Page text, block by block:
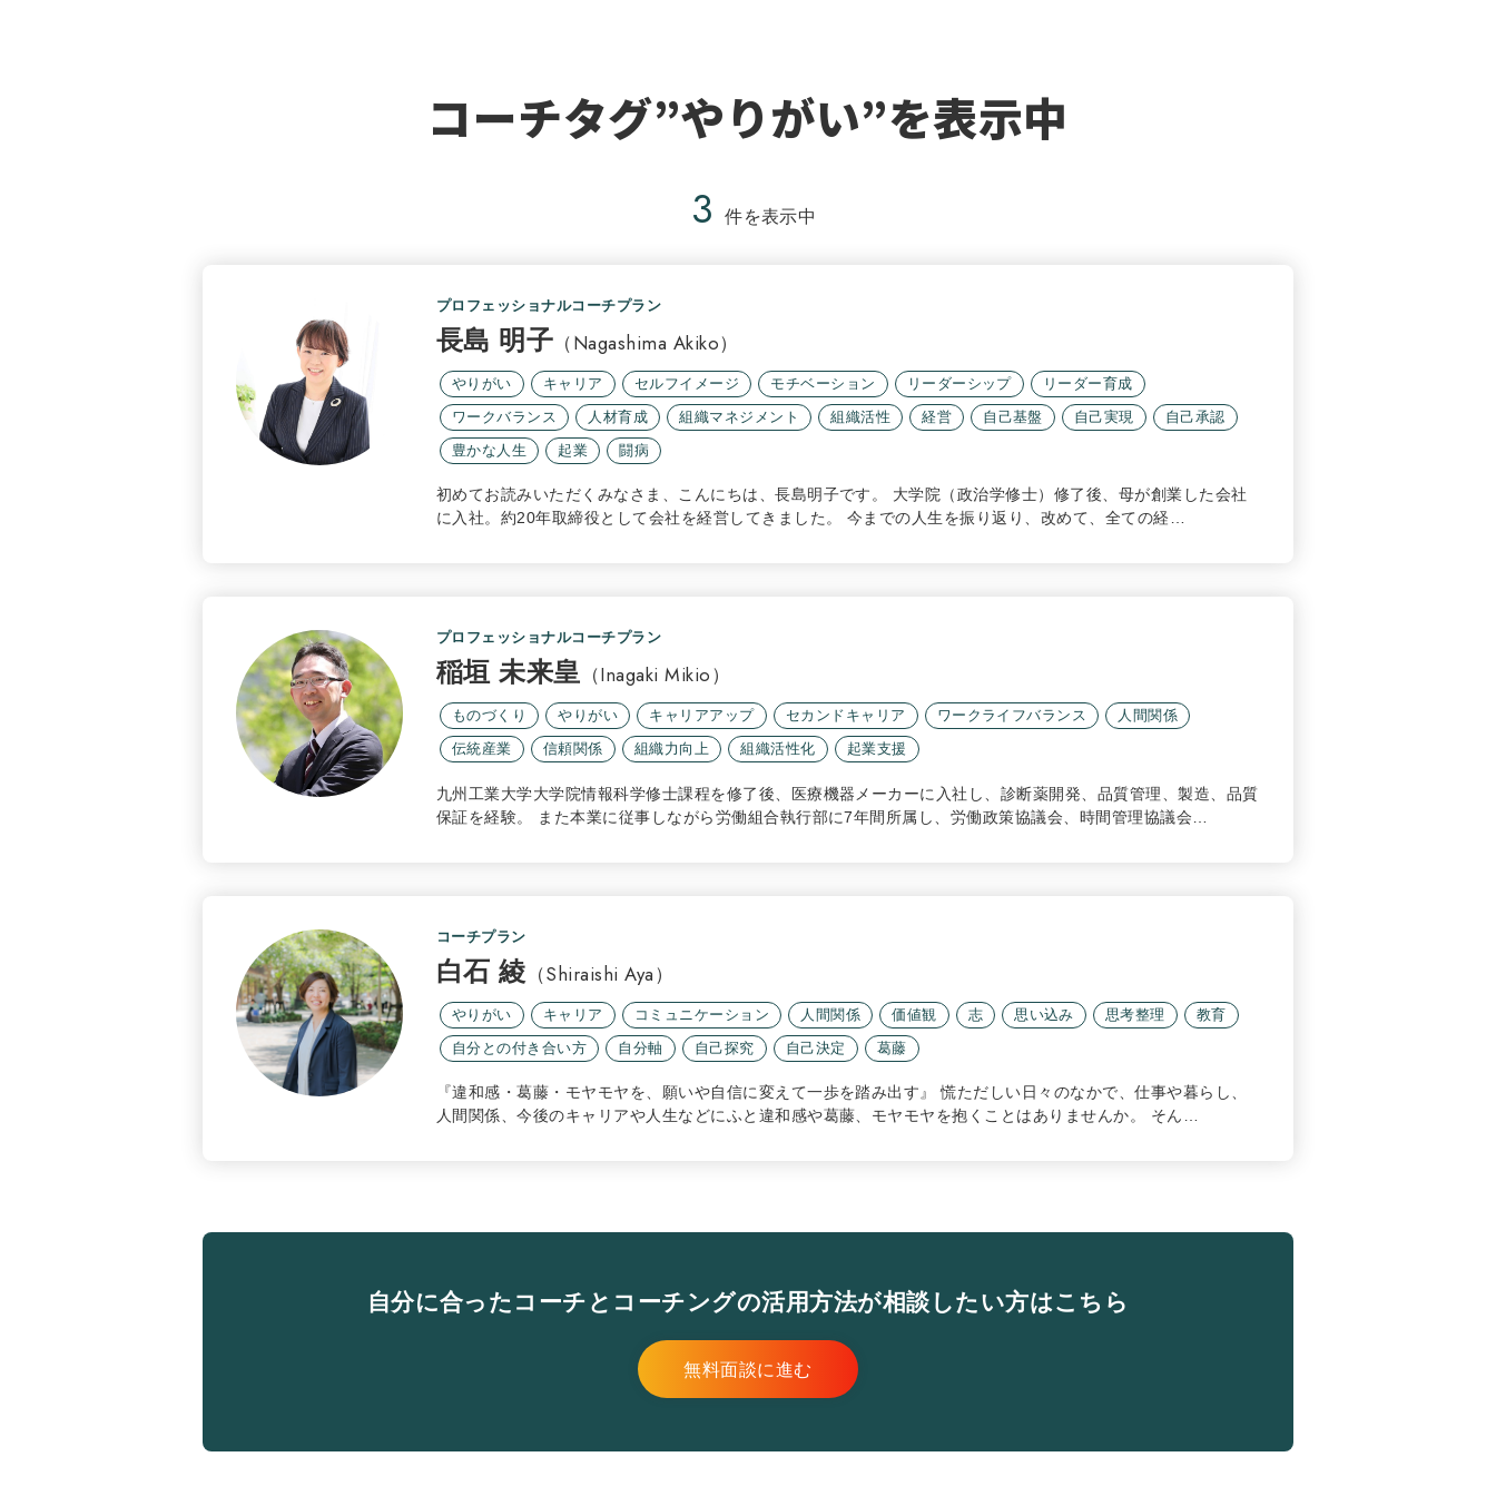
コーチタグ”やりがい”を表示中
3 件を表示中
プロフェッショナルコーチプラン
長島 明子 （Nagashima Akiko）
やりがい キャリア セルフイメージ モチベーション リーダーシップ
リーダー育成
ワークバランス
人材育成 組織マネジメント 組織活性 経営 自己基盤 自己実現
自己承認
豊かな人生
起業 闘病
初めてお読みいただくみなさま、こんにちは、長島明子です。 大学院（政治学修士）修了後、母が創業した会社
に入社。約20年取締役として会社を経営してきました。 今までの人生を振り返り、改めて、全ての経…
プロフェッショナルコーチプラン
稲垣 未来皇 （Inagaki Mikio）
ものづくり やりがい キャリアアップ セカンドキャリア ワークライフバランス
人間関係
伝統産業
信頼関係 組織力向上 組織活性化 起業支援
九州工業大学大学院情報科学修士課程を修了後、医療機器メーカーに入社し、診断薬開発、品質管理、製造、品質
保証を経験。 また本業に従事しながら労働組合執行部に7年間所属し、労働政策協議会、時間管理協議会…
コーチプラン
白石 綾 （Shiraishi Aya）
やりがい キャリア コミュニケーション 人間関係 価値観 志 思い込み 思考整理
教育
自分との付き合い方
自分軸 自己探究 自己決定 葛藤
『違和感・葛藤・モヤモヤを、願いや自信に変えて一歩を踏み出す』 慌ただしい日々のなかで、仕事や暮らし、
人間関係、今後のキャリアや人生などにふと違和感や葛藤、モヤモヤを抱くことはありませんか。 そん…
自分に合ったコーチとコーチングの活用方法が相談したい方はこちら
無料面談に進む